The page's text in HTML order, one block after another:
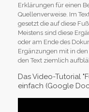
Erklärungen für einen
Quellenverweise. Im
gesetzt die auf diese
Meistens sind diese
oder am Ende des
Ergänzungen mit in
den Text ziemlich
Das Video-Tutorial
einfach (Google